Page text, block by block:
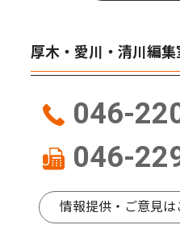
文化
厚木・愛川・清川
厚木・愛川・清川編集
046-
046-
情報提供・ご意見は